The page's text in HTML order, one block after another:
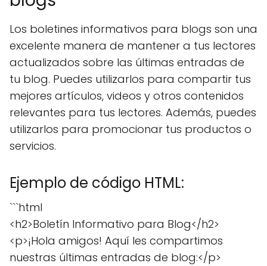
Los boletines informativos para blogs son una
excelente manera de mantener a tus lectores
actualizados sobre las últimas entradas de
tu blog. Puedes utilizarlos para compartir tus
mejores artículos, videos y otros contenidos
relevantes para tus lectores. Además, puedes
utilizarlos para promocionar tus productos o
servicios.
Ejemplo de código HTML:
```html
<h2>Boletín Informativo para Blog</h2>
<p>¡Hola amigos! Aquí les compartimos
nuestras últimas entradas de blog:</p>